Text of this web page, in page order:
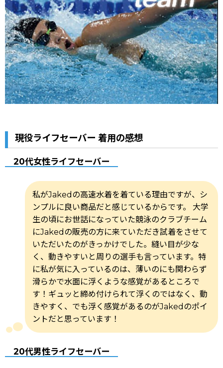
現役ライフセーバー 着用の感想
20代女性ライフセーバー
私がJakedの高速水着を着ている理由ですが、シ
ンプルに良い商品だと感じているからです。 大学
生の頃にお世話になっていた競泳のクラブチーム
にJakedの販売の方に来ていただき試着をさせて
いただいたのがきっかけでした。縫い目が少な
く、動きやすいと周りの選手も言っています。特
に私が気に入っているのは、薄いのにも関わらず
滑らかで水面に浮くような感覚があるところで
す！ギュッと締め付けられて浮くのではなく、動
きやすく、でも浮く感覚があるのがJakedのポイ
ントだと思っています！
20代男性ライフセーバー